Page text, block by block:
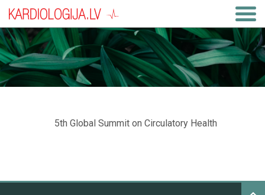
5th Global Summit on Circulatory Health